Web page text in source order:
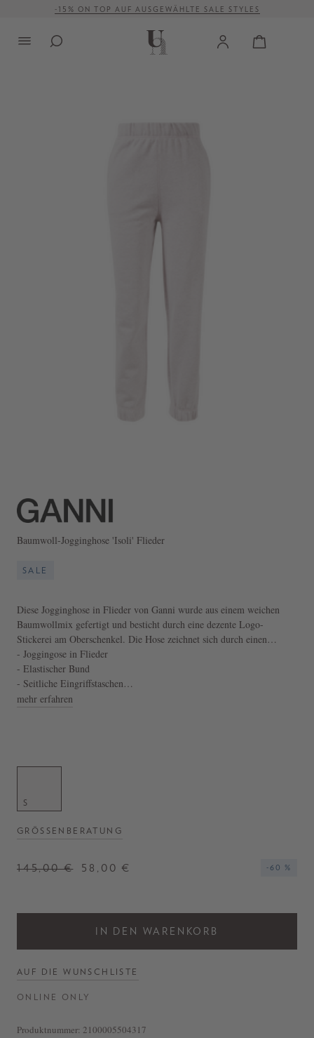
springen-15% ON TOP AUF AUSGEWÄHLTE SALE STYLES
Baumwoll-Jogginghose 'Isoli' Flieder
SALE
Diese Jogginghose in Flieder von Ganni wurde aus einem weichen
Baumwollmix gefertigt und besticht durch eine dezente Logo-
Stickerei am Oberschenkel. Die Hose zeichnet sich durch einen
elatsischen Bund, eine lockere Passform und seitliche Eingriffstaschen
aus. Die melierte Farbgebung vollendet den lässigen Look.
- Joggingose in Flieder
- Elastischer Bund
- Seitliche Eingriffstaschen
- Lockere Passform
mehr erfahren
S
GRÖSSENBERATUNG
145,00 € 58,00 € -60 %
IN DEN WARENKORB
AUF DIE WUNSCHLISTE
ONLINE ONLY
Produktnummer: 2100005504317